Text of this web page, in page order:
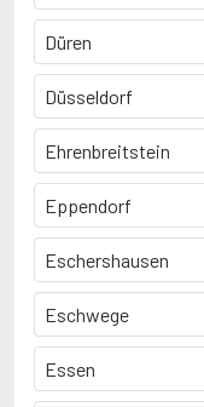
Düren
Düsseldorf
Ehrenbreitstein
Eppendorf
Eschershausen
Eschwege
Essen